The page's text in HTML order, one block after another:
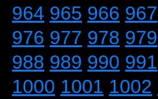
964 965 966 967
976 977 978 979
988 989 990 991
1000 1001 1002